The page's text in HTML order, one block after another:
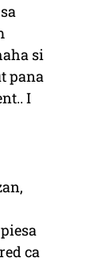
si
pana
I
ca